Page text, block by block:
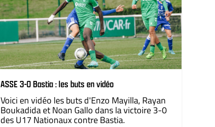
ASSE 3-0 Bastia : les buts en vidéo
Voici en vidéo les buts d'Enzo Mayilla, Rayan
Boukadida et Noan Gallo dans la victoire 3-0
des U17 Nationaux contre Bastia.